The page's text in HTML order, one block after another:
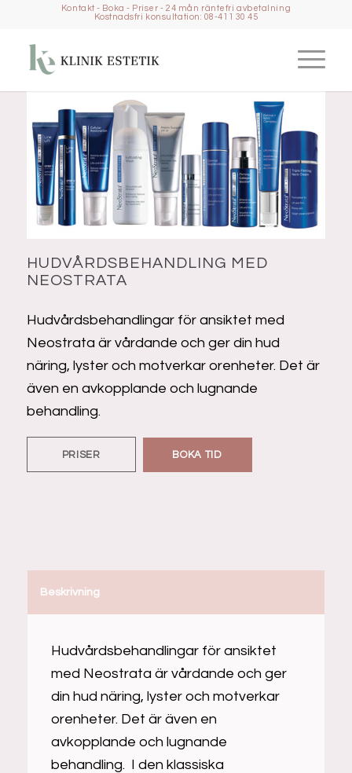
Kontakt - Boka - Priser -24 mån räntefri avbetalning
Kostnadsfri konsultation: 08-411 30 45
HUDVÅRDSBEHANDLING MED
NEOSTRATA
Hudvårdsbehandlingar för ansiktet med
Neostrata är vårdande och ger din hud
näring, lyster och motverkar orenheter. Det är
även en avkopplande och lugnande
behandling.
PRISER BOKA TID
Beskrivning
Hudvårdsbehandlingar för ansiktet
med Neostrata är vårdande och ger
din hud näring, lyster och motverkar
orenheter. Det är även en
avkopplande och lugnande
behandling. I den klassiska